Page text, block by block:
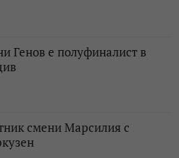
Генов е полуфиналист в
смени Марсилия с